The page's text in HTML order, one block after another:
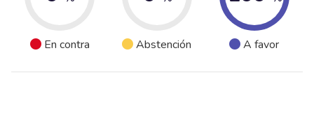
En contra Abstención A favor